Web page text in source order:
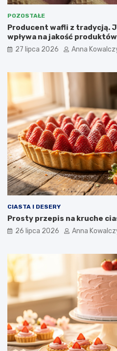
POZOSTAŁE
Producent wafli z tradycją.
wpływa na jakość
27 lipca 2026 Anna
CIASTA I DESERY
Prosty przepis na kruche
26 lipca 2026 Anna